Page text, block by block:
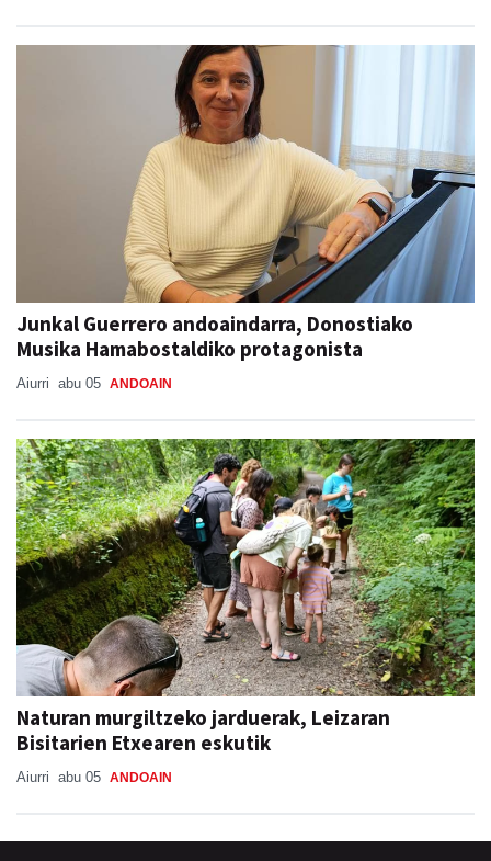
Junkal Guerrero andoaindarra, Donostiako
Musika Hamabostaldiko protagonista
Aiurri abu 05 ANDOAIN
Naturan murgiltzeko jarduerak, Leizaran
Bisitarien Etxearen eskutik
Aiurri abu 05 ANDOAIN